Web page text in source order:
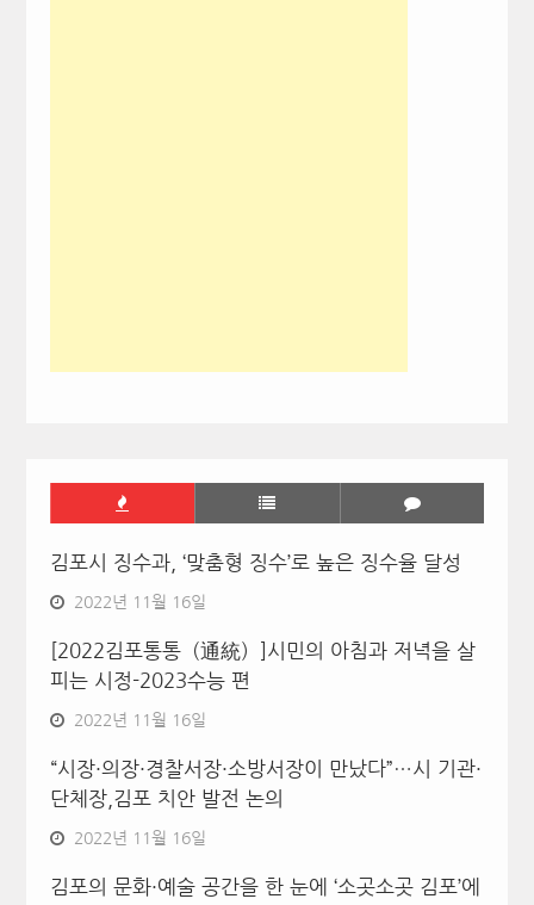
김포시 징수과, ‘맞춤형 징수’로 높은 징수율 달성
2022년 11월 16일
[2022김포통통（通統）]시민의 아침과 저녁을 살
피는 시정-2023수능 편
2022년 11월 16일
“시장·의장·경찰서장·소방서장이 만났다”…시 기관·
단체장,김포 치안 발전 논의
2022년 11월 16일
김포의 문화·예술 공간을 한 눈에 ‘소곳소곳 김포’에